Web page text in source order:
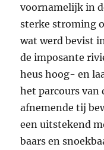
voornamelijk in
sterke stroming
wat werd bevist
de imposante
heus hoog- en
het parcours van
afnemende tij
een uitstekend
baars en